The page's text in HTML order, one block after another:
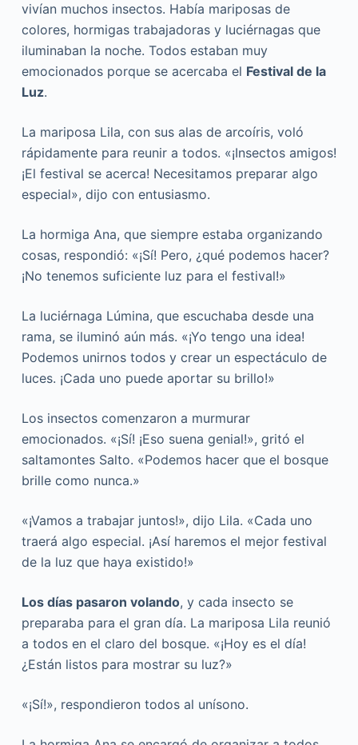
vivían muchos insectos. Había mariposas de
colores, hormigas trabajadoras y luciérnagas que
iluminaban la noche. Todos estaban muy
emocionados porque se acercaba el Festival de la
Luz.
La mariposa Lila, con sus alas de arcoíris, voló
rápidamente para reunir a todos. «¡Insectos amigos!
¡El festival se acerca! Necesitamos preparar algo
especial», dijo con entusiasmo.
La hormiga Ana, que siempre estaba organizando
cosas, respondió: «¡Sí! Pero, ¿qué podemos hacer?
¡No tenemos suficiente luz para el festival!»
La luciérnaga Lúmina, que escuchaba desde una
rama, se iluminó aún más. «¡Yo tengo una idea!
Podemos unirnos todos y crear un espectáculo de
luces. ¡Cada uno puede aportar su brillo!»
Los insectos comenzaron a murmurar
emocionados. «¡Sí! ¡Eso suena genial!», gritó el
saltamontes Salto. «Podemos hacer que el bosque
brille como nunca.»
«¡Vamos a trabajar juntos!», dijo Lila. «Cada uno
traerá algo especial. ¡Así haremos el mejor festival
de la luz que haya existido!»
Los días pasaron volando, y cada insecto se
preparaba para el gran día. La mariposa Lila reunió
a todos en el claro del bosque. «¡Hoy es el día!
¿Están listos para mostrar su luz?»
«¡Sí!», respondieron todos al unísono.